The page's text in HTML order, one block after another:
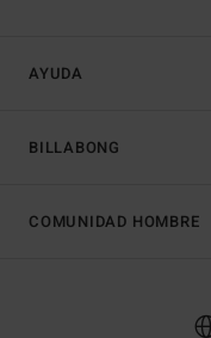
AYUDA
BILLABONG
COMUNIDAD HOMBRE